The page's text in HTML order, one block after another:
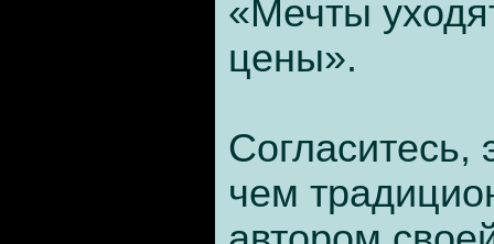
«Мечты
цены».
Согласитесь,
чем